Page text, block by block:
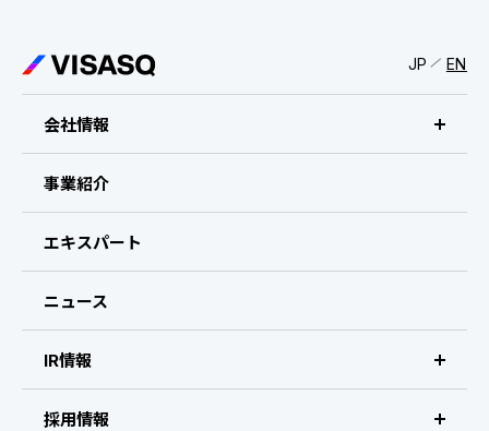
JP EN
会社情報
ビザスクについて
CEOメッセージ
会社概要・拠点
事業紹介
エキスパート
ニュース
IR情報
IR情報 トップ
採用情報